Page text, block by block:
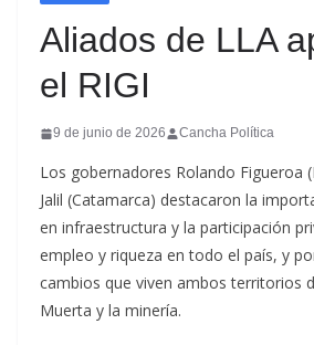
Aliados de LLA
el RIGI
9 de junio de 2026 Cancha Política
Los gobernadores Rolando Figueroa
Jalil (Catamarca) destacaron la
en infraestructura y la participación
empleo y riqueza en todo el país, y
cambios que viven ambos territorios
Muerta y la minería.